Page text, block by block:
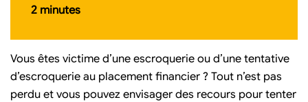
2 minutes
Vous êtes victime d’une escroquerie ou d’une tentative
d’escroquerie au placement financier ? Tout n’est pas
perdu et vous pouvez envisager des recours pour tenter